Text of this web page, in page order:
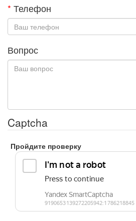
* Телефон
Вопрос
Captcha
Пройдите проверку